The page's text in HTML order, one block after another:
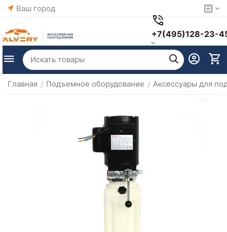
Ваш город
+7(495)128-23-
Главная / Подъемное оборудование / Аксессуары для